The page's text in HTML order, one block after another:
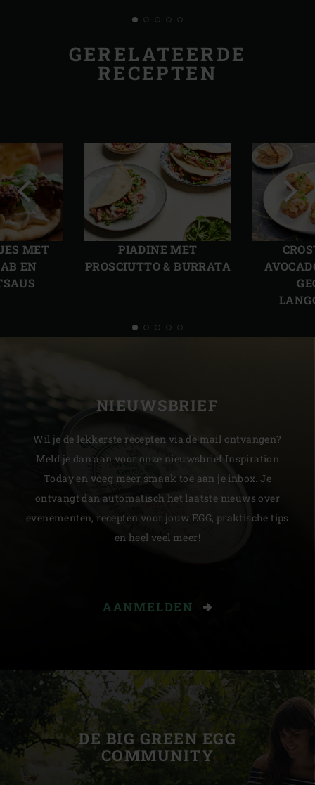
GERELATEERDE
RECEPTEN
MET
EN
PIADINE MET
PROSCIUTTO & BURRATA
Vorige
slide
slide
NIEUWSBRIEF
Wil je de lekkerste recepten via de mail ontvangen?
Meld je dan aan voor onze nieuwsbrief Inspiration
Today en voeg meer smaak toe aan je inbox. Je
ontvangt dan automatisch het laatste nieuws over
evenementen, recepten voor jouw EGG, praktische tips
en heel veel meer!
AANMELDEN
DE BIG GREEN EGG
COMMUNITY